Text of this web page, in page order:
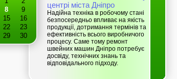
8
9
15
16
22
23
29
30
центрі міста Дніпро
Надійна техніка в робочому стані
безпосередньо впливає на якість
продукції, дотримання термінів та
ефективність всього виробничого
процесу. Саме тому ремонт
швейних машин Дніпро потребує
досвіду, технічних знань та
відповідального підходу.